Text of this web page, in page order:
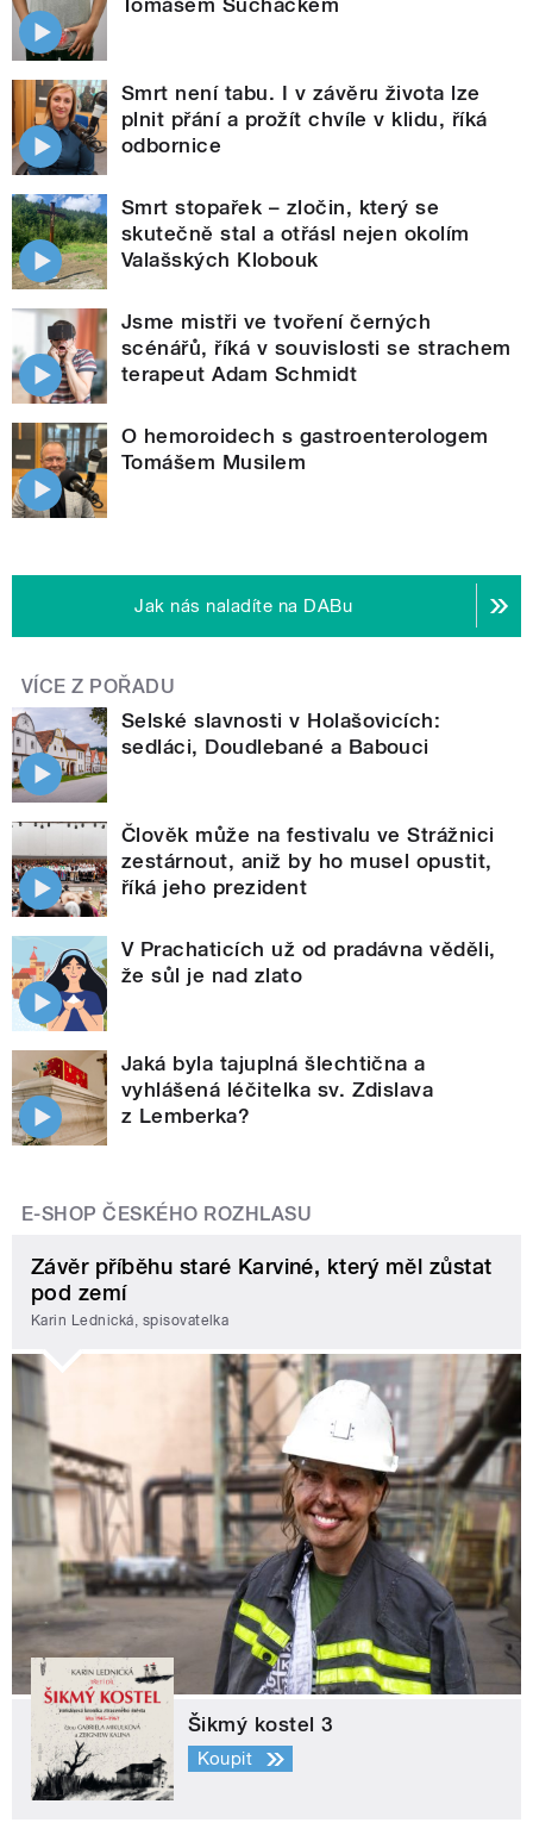
Smrt není tabu. I v závěru života lze
plnit přání a prožít chvíle v klidu, říká
odbornice
Smrt stopařek – zločin, který se
skutečně stal a otřásl nejen okolím
Valašských Klobouk
Jsme mistři ve tvoření černých
scénářů, říká v souvislosti se strachem
terapeut Adam Schmidt
O hemoroidech s gastroenterologem
Tomášem Musilem
Jak nás naladíte na DABu
VÍCE Z POŘADU
Selské slavnosti v Holašovicích:
sedláci, Doudlebané a Babouci
Člověk může na festivalu ve Strážnici
zestárnout, aniž by ho musel opustit,
říká jeho prezident
V Prachaticích už od pradávna věděli,
že sůl je nad zlato
Jaká byla tajuplná šlechtična a
vyhlášená léčitelka sv. Zdislava
z Lemberka?
E-SHOP ČESKÉHO ROZHLASU
Závěr příběhu staré Karviné, který měl zůstat
pod zemí
Karin Lednická, spisovatelka
Šikmý kostel 3
Koupit